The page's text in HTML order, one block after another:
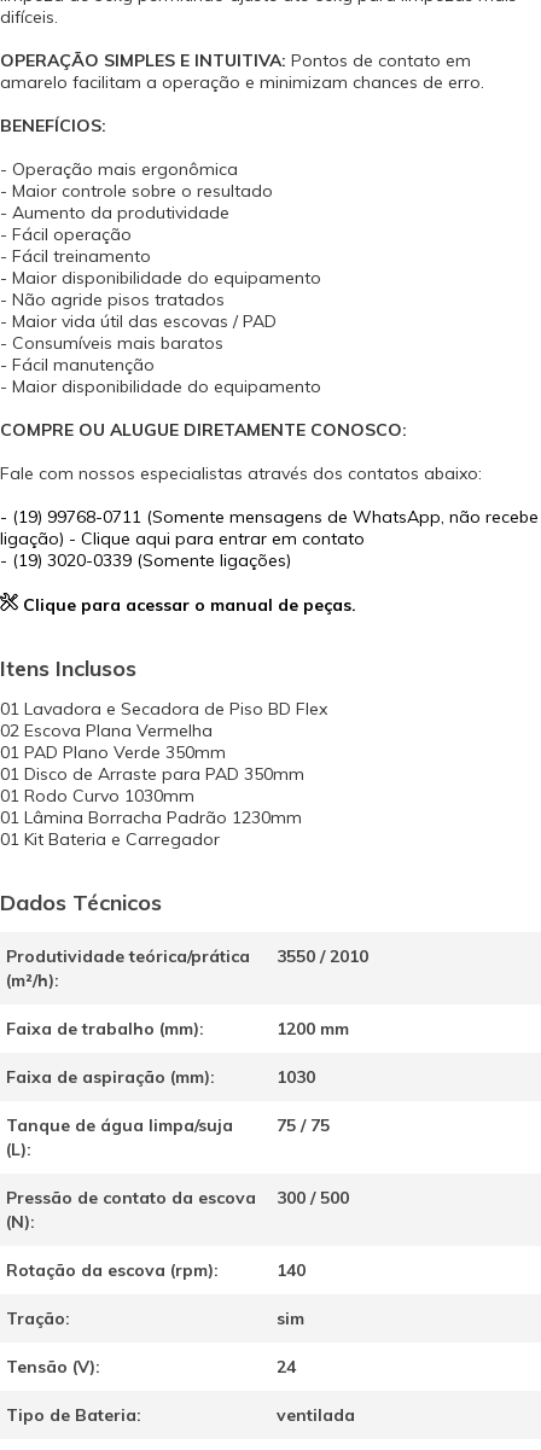
difíceis.
OPERAÇÃO SIMPLES E INTUITIVA: Pontos de contato em
amarelo facilitam a operação e minimizam chances de erro.
BENEFÍCIOS:
- Operação mais ergonômica
- Maior controle sobre o resultado
- Aumento da produtividade
- Fácil operação
- Fácil treinamento
- Maior disponibilidade do equipamento
- Não agride pisos tratados
- Maior vida útil das escovas / PAD
- Consumíveis mais baratos
- Fácil manutenção
- Maior disponibilidade do equipamento
COMPRE OU ALUGUE DIRETAMENTE CONOSCO:
Fale com nossos especialistas através dos contatos abaixo:
- (19) 99768-0711 (Somente mensagens de WhatsApp, não recebe
ligação) - Clique aqui para entrar em contato
- (19) 3020-0339 (Somente ligações)
Clique para acessar o manual de peças.
Itens Inclusos
01 Lavadora e Secadora de Piso BD Flex
02 Escova Plana Vermelha
01 PAD Plano Verde 350mm
01 Disco de Arraste para PAD 350mm
01 Rodo Curvo 1030mm
01 Lâmina Borracha Padrão 1230mm
01 Kit Bateria e Carregador
Dados Técnicos
Produtividade teórica/prática
(m²/h):
3550 / 2010
Faixa de trabalho (mm): 1200 mm
Faixa de aspiração (mm): 1030
Tanque de água limpa/suja
(L):
75 / 75
Pressão de contato da escova
(N):
300 / 500
Rotação da escova (rpm): 140
Tração: sim
Tensão (V): 24
Tipo de Bateria: ventilada